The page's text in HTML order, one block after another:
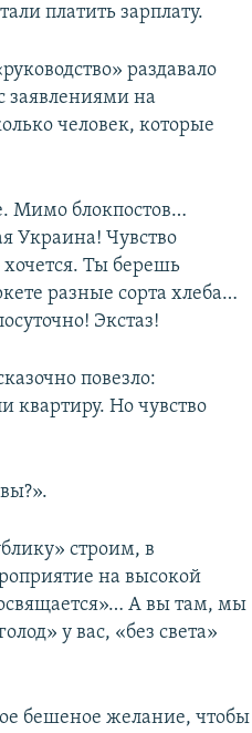
платить зарплату.
раздавало
заявлениями на
человек, которые
Мимо блокпостов…
Украина! Чувство
хочется. Ты берешь
разные сорта хлеба…
Экстаз!
повезло:
квартиру. Но чувство
строим, в
на высокой
А вы там, мы
у вас, «без света»
бешеное желание, чтобы